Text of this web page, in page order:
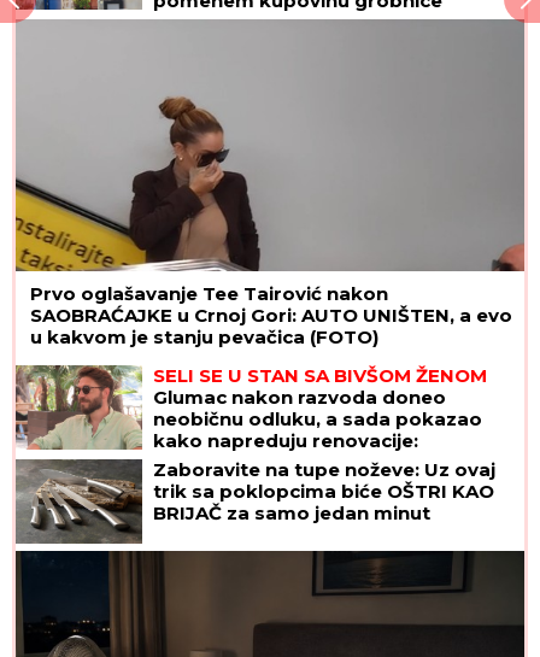
Prvo oglašavanje Tee Tairović nakon
SAOBRAĆAJKE u Crnoj Gori: AUTO UNIŠTEN, a evo
u kakvom je stanju pevačica (FOTO)
SELI SE U STAN SA BIVŠOM ŽENOM
Glumac nakon razvoda doneo
neobičnu odluku, a sada pokazao
kako napreduju renovacije:
"Nadgledanje"
Zaboravite na tupe noževe: Uz ovaj
trik sa poklopcima biće OŠTRI KAO
BRIJAČ za samo jedan minut